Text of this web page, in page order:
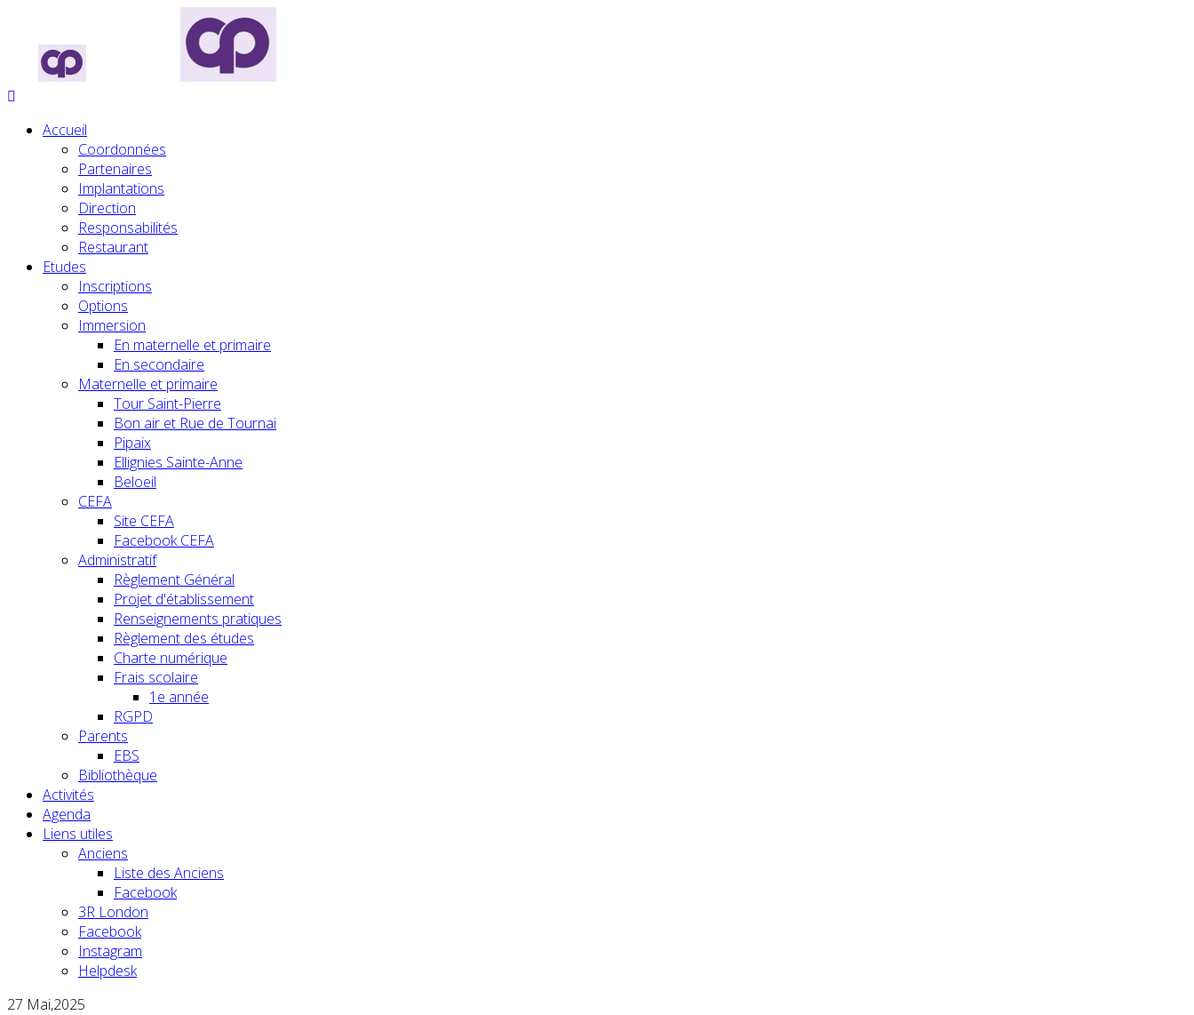
Accueil
Coordonnées
Partenaires
Implantations
Direction
Responsabilités
Restaurant
Etudes
Inscriptions
Options
Immersion
En maternelle et primaire
En secondaire
Maternelle et primaire
Tour Saint-Pierre
Bon air et Rue de Tournai
Pipaix
Ellignies Sainte-Anne
Beloeil
CEFA
Site CEFA
Facebook CEFA
Administratif
Règlement Général
Projet d'établissement
Renseignements pratiques
Règlement des études
Charte numérique
Frais scolaire
1e année
RGPD
Parents
EBS
Bibliothèque
Activités
Agenda
Liens utiles
Anciens
Liste des Anciens
Facebook
3R London
Facebook
Instagram
Helpdesk
27 Mai,2025